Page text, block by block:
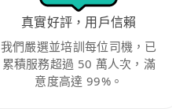
真實好評，用戶信賴
我們嚴選並培訓每位司機，已
累積服務超過 50 萬人次，滿
意度高達 99%。